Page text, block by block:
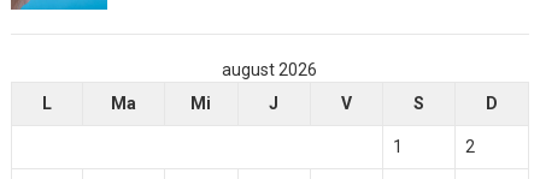
august 2026
L
Ma Mi J V S D
1 2